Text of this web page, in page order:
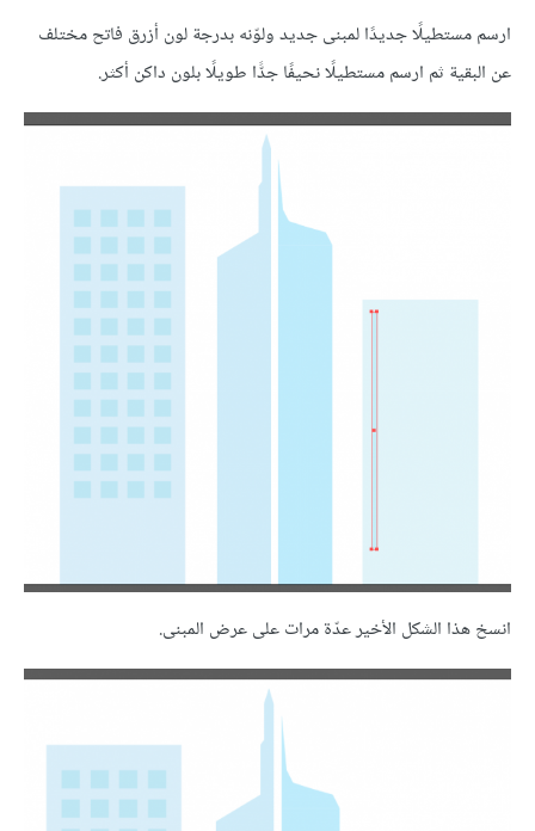
ارسم مستطيلًا جديدًا لمبنى جديد ولوّنه بدرجة لون أزرق فاتح مختلف
عن البقية ثم ارسم مستطيلًا نحيفًا جدًّا طويلًا بلون داكن أكثر.
انسخ هذا الشكل الأخير عدّة مرات على عرض المبنى.